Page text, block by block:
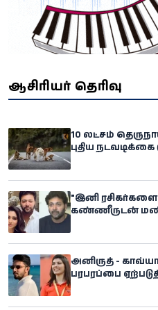
ஆசிரியர் தெரிவு
10 லட்சம்
புதிய
"இனி
கண்ணீருடன்
அனிருத் -
பரபரப்பை